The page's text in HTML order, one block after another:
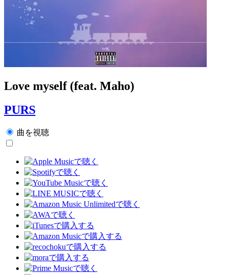
Love myself (feat. Maho)
PURS
曲を視聴